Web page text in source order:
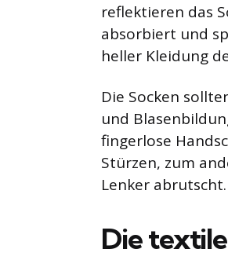
reflektieren das
absorbiert und
heller Kleidung
Die Socken
und
fingerlose
Stürzen, zum
Lenker abrutscht.
Die